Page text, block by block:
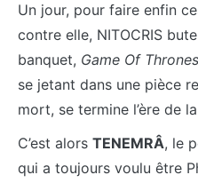
Un jour, pour faire enfin
contre elle, NITOCRIS
banquet, Game Of
se jetant dans une pièce
mort, se termine l’ère de
C’est alors TENEMRÂ, le
qui a toujours voulu être